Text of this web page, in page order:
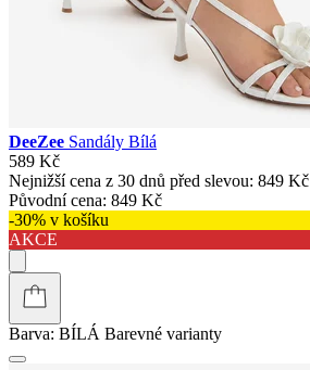
DeeZee Sandály Bílá
589 Kč
Nejnižší cena z 30 dnů před slevou: 849 Kč
Původní cena: 849 Kč
-30% v košíku
AKCE
Barva: BÍLÁ Barevné varianty